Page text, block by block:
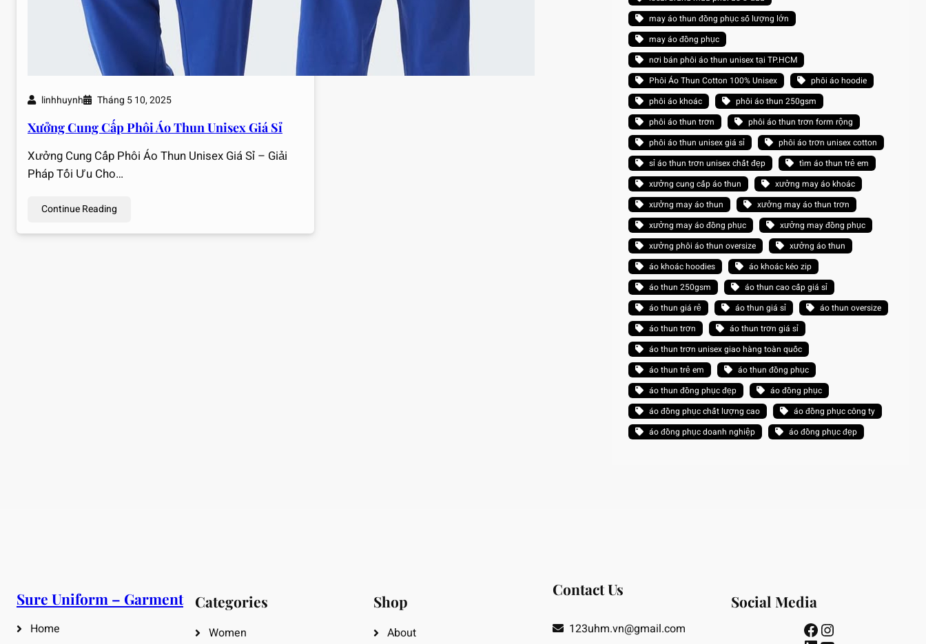
linhhuynh Tháng 5 10, 2025
Xưởng Cung Cấp Phôi Áo Thun Unisex Giá Sỉ
Xưởng Cung Cấp Phôi Áo Thun Unisex Giá Sỉ – Giải
Pháp Tối Ưu Cho…
Continue Reading
may áo thun đồng phục số lượng lớn
may áo đồng phục
nơi bán phôi áo thun unisex tại TP.HCM
Phôi Áo Thun Cotton 100% Unisex
phôi áo hoodie
phôi áo khoác
phôi áo thun 250gsm
phôi áo thun trơn
phôi áo thun trơn form rộng
phôi áo thun unisex giá sỉ
phôi áo trơn unisex cotton
sỉ áo thun trơn unisex chất đẹp
tìm áo thun trẻ em
xưởng cung cấp áo thun
xưởng may áo khoác
xưởng may áo thun
xưởng may áo thun trơn
xưởng may áo đồng phục
xưởng may đồng phục
xưởng phôi áo thun oversize
xưởng áo thun
áo khoác hoodies
áo khoác kéo zip
áo thun 250gsm
áo thun cao cấp giá sỉ
áo thun giá rẻ
áo thun giá sỉ
áo thun oversize
áo thun trơn
áo thun trơn giá sỉ
áo thun trơn unisex giao hàng toàn quốc
áo thun trẻ em
áo thun đồng phục
áo thun đồng phục đẹp
áo đồng phục
áo đồng phục chất lượng cao
áo đồng phục công ty
áo đồng phục doanh nghiệp
áo đồng phục đẹp
Sure Uniform – Garment
Home
Categories
Women
Shop
About
Contact Us
123uhm.vn@gmail.com
Social Media
Facebook Instagram